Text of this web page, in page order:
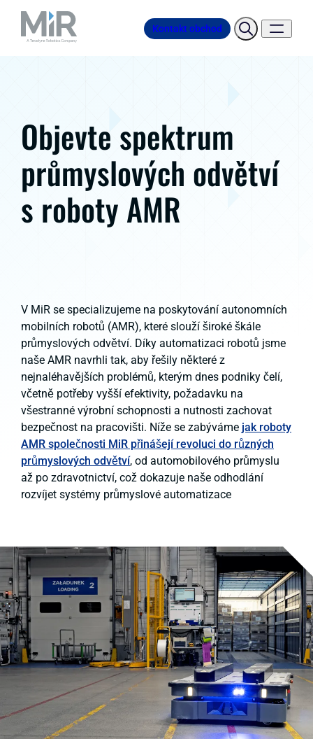
Kontakt obchod
Objevte spektrum
průmyslových odvětví
s roboty AMR
V MiR se specializujeme na poskytování autonomních
mobilních robotů (AMR), které slouží široké škále
průmyslových odvětví. Díky automatizaci robotů jsme
naše AMR navrhli tak, aby řešily některé z
nejnaléhavějších problémů, kterým dnes podniky čelí,
včetně potřeby vyšší efektivity, požadavku na
všestranné výrobní schopnosti a nutnosti zachovat
bezpečnost na pracovišti. Níže se zabýváme jak roboty
AMR společnosti MiR přinášejí revoluci do různých
průmyslových odvětví, od automobilového průmyslu
až po zdravotnictví, což dokazuje naše odhodlání
rozvíjet systémy průmyslové automatizace